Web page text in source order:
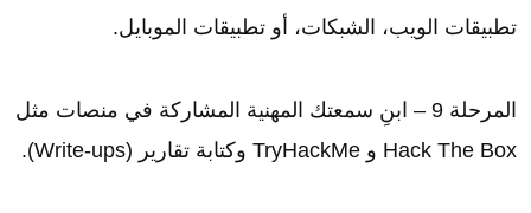
تطبيقات الويب، الشبكات، أو تطبيقات الموبايل.
المرحلة 9 – ابنِ سمعتك المهنية المشاركة في منصات مثل
Hack The Box و TryHackMe وكتابة تقارير (Write-ups).